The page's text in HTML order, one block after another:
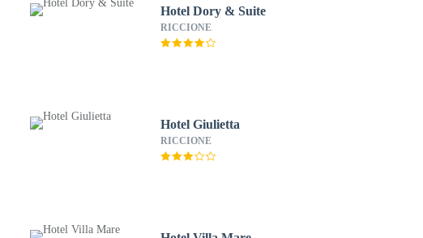
Hotel Dory & Suite
RICCIONE
Hotel Giulietta
RICCIONE